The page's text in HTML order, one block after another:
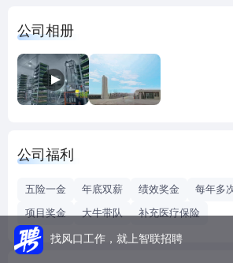
的食用菌培养、栽培的关键设备和核心技
保、有机、安全、优质”的五大产品理念
食用菌产品。
公司相册
公司福利
五险一金 年底双薪 绩效奖金 每年多
项目奖金
大牛带队 补充医疗保险
找风口工作，就上智联招聘